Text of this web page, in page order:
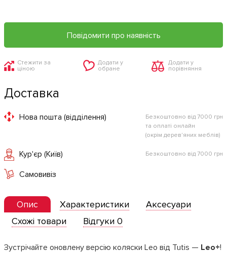
Повідомити про наявність
Стежити за
ціною
Додати у
обране
Додати у
порівняння
Доставка
Нова пошта (відділення)
Безкоштовно від 7000 грн
та оплаті онлайн
(окрім дерев'яних меблів)
Кур'єр (Київ) Безкоштовно від 7000 грн
Самовивіз
Опис Характеристики
Аксесуари
Схожі товари
Відгуки 0
Зустрічайте оновлену версію коляски Leo від Tutis — Leo+!